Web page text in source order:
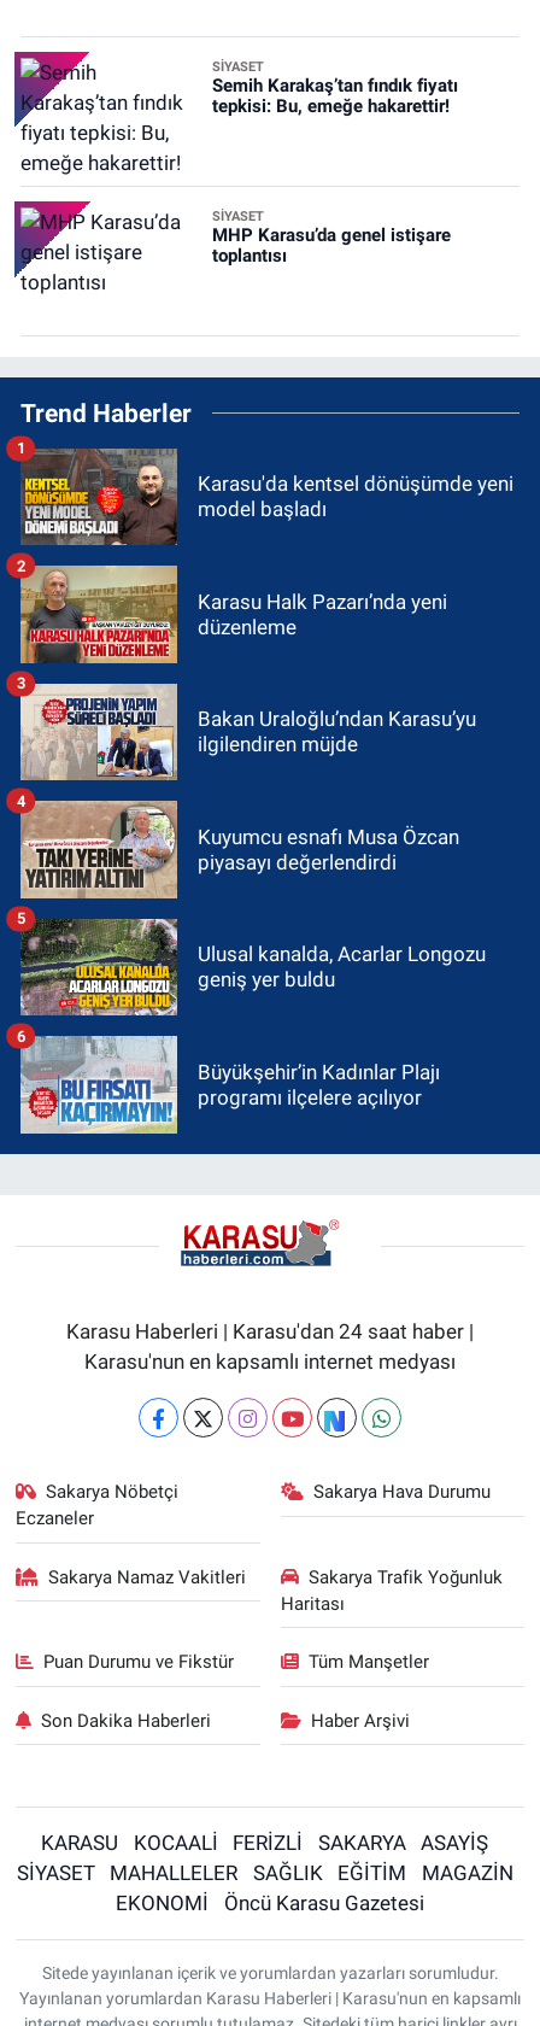
SİYASET
Semih Karakaş’tan fındık fiyatı
tepkisi: Bu, emeğe hakarettir!
SİYASET
MHP Karasu’da genel istişare
toplantısı
Trend Haberler
Karasu'da kentsel dönüşümde yeni
model başladı
1
Karasu Halk Pazarı’nda yeni
düzenleme
2
Bakan Uraloğlu’ndan Karasu’yu
ilgilendiren müjde
3
Kuyumcu esnafı Musa Özcan
piyasayı değerlendirdi
4
Ulusal kanalda, Acarlar Longozu
geniş yer buldu
5
Büyükşehir’in Kadınlar Plajı
programı ilçelere açılıyor
6
Karasu Haberleri | Karasu'dan 24 saat haber |
Karasu'nun en kapsamlı internet medyası
Sakarya Nöbetçi
Eczaneler
Sakarya Hava Durumu
Sakarya Namaz Vakitleri
Sakarya Trafik Yoğunluk
Haritası
Puan Durumu ve Fikstür Tüm Manşetler
Son Dakika Haberleri Haber Arşivi
KARASU KOCAALİ FERİZLİ SAKARYA
ASAYİŞ
SİYASET
MAHALLELER SAĞLIK EĞİTİM
MAGAZİN
EKONOMİ
Öncü Karasu Gazetesi
Sitede yayınlanan içerik ve yorumlardan yazarları sorumludur.
Yayınlanan yorumlardan Karasu Haberleri | Karasu'nun en kapsamlı